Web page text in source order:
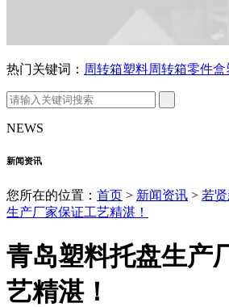
热门关键词： 周转箱塑料周转箱零件盒
NEWS
新闻资讯
您所在的位置： 首页 > 新闻资讯 > 若
生产厂家保证工艺精湛！
青岛塑料托盘生产
艺精湛！